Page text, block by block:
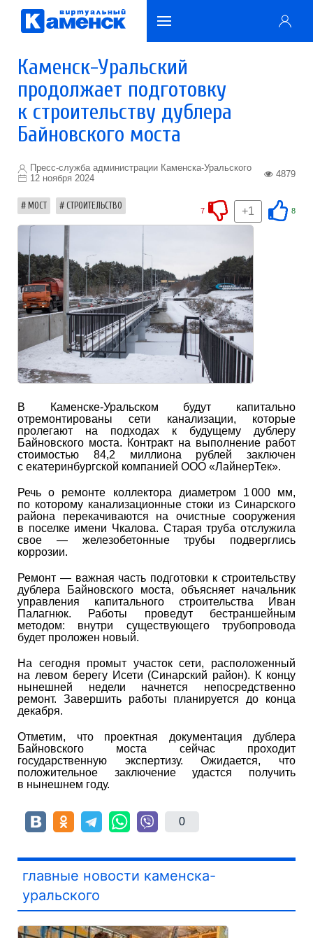
Каменск-Уральский
продолжает подготовку
к строительству дублера
Байновского моста
Пресс-служба администрации Каменска-Уральского
12 ноября 2024
4879
МОСТ СТРОИТЕЛЬСТВО 8
+1
7
В Каменске-Уральском будут капитально
отремонтированы сети канализации, которые
пролегают на подходах к будущему дублеру
Байновского моста. Контракт на выполнение работ
стоимостью 84,2 миллиона рублей заключен
с екатеринбургской компанией ООО «ЛайнерТек».
Речь о ремонте коллектора диаметром 1 000 мм,
по которому канализационные стоки из Синарского
района перекачиваются на очистные сооружения
в поселке имени Чкалова. Старая труба отслужила
свое — железобетонные трубы подверглись
коррозии.
Ремонт — важная часть подготовки к строительству
дублера Байновского моста, объясняет начальник
управления капитального строительства Иван
Палагнюк. Работы проведут бестраншейным
методом: внутри существующего трубопровода
будет проложен новый.
На сегодня промыт участок сети, расположенный
на левом берегу Исети (Синарский район). К концу
нынешней недели начнется непосредственно
ремонт. Завершить работы планируется до конца
декабря.
Отметим, что проектная документация дублера
Байновского моста сейчас проходит
государственную экспертизу. Ожидается, что
положительное заключение удастся получить
в нынешнем году.
0
главные новости каменска-
уральского